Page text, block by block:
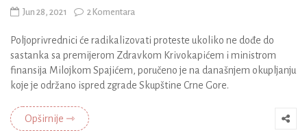
Jun 28, 2021 2 Komentara
Poljoprivrednici će radikalizovati proteste ukoliko ne dođe do
sastanka sa premijerom Zdravkom Krivokapićem i ministrom
finansija Milojkom Spajićem, poručeno je na današnjem okupljanju
koje je održano ispred zgrade Skupštine Crne Gore.
Opširnije ⇾